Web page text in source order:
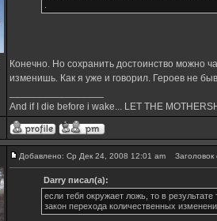
Конечно. Но сохранить достоинство можно
изменишь. Как я уже и говорил. Героев не
And if I die before i wake... LET THE
Добавлено: Ср Дек 24, 2008 12:01 am Заголовок
Darry писал(а):
если тебя окружает ложь, то в
закон перехода количественных